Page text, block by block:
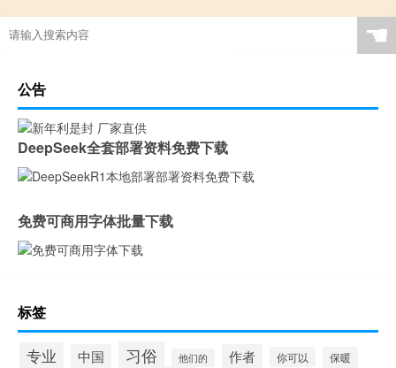
☚
公告
DeepSeek全套部署资料免费下载
免费可商用字体批量下载
标签
专业 中国 习俗 他们的 作者 你可以 保暖